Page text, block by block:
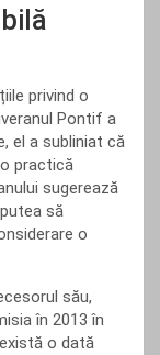
privind o
Pontif a
el a subliniat că
practică
sugerează
să
o
său,
în 2013 în
o dată